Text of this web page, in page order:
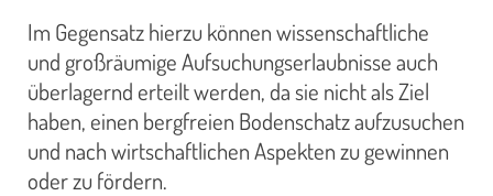
Im Gegensatz hierzu können wissenschaftliche
und großräumige Aufsuchungserlaubnisse auch
überlagernd erteilt werden, da sie nicht als Ziel
haben, einen bergfreien Bodenschatz aufzusuchen
und nach wirtschaftlichen Aspekten zu gewinnen
oder zu fördern.